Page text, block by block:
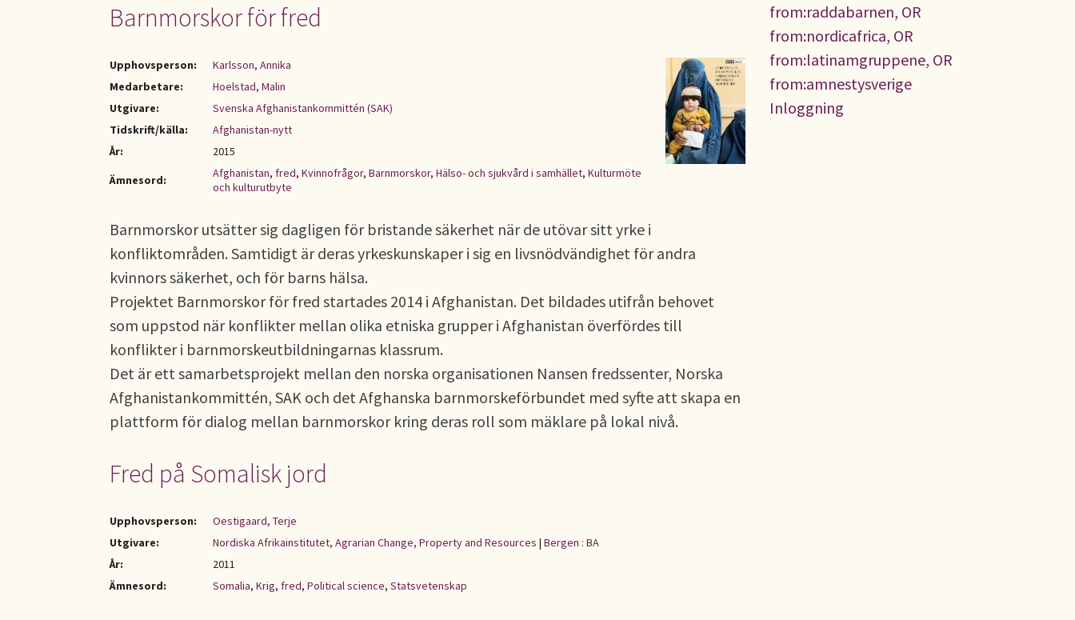
Barnmorskor för fred
Upphovsperson:
Karlsson, Annika
Medarbetare:
Hoelstad, Malin
Utgivare:
Svenska Afghanistankommittén (SAK)
Tidskrift/källa:
Afghanistan-nytt
År:
2015
Ämnesord:
Afghanistan, fred, Kvinnofrågor, Barnmorskor, Hälso- och sjukvård i samhället, Kulturmöte
och kulturutbyte
Barnmorskor utsätter sig dagligen för bristande säkerhet när de utövar sitt yrke i
konfliktområden. Samtidigt är deras yrkeskunskaper i sig en livsnödvändighet för andra
kvinnors säkerhet, och för barns hälsa.
Projektet Barnmorskor för fred startades 2014 i Afghanistan. Det bildades utifrån behovet
som uppstod när konflikter mellan olika etniska grupper i Afghanistan överfördes till
konflikter i barnmorskeutbildningarnas klassrum.
Det är ett samarbetsprojekt mellan den norska organisationen Nansen fredssenter, Norska
Afghanistankommittén, SAK och det Afghanska barnmorskeförbundet med syfte att skapa en
plattform för dialog mellan barnmorskor kring deras roll som mäklare på lokal nivå.
Fred på Somalisk jord
Upphovsperson:
Oestigaard, Terje
Utgivare:
Nordiska Afrikainstitutet, Agrarian Change, Property and Resources | Bergen : BA
År:
2011
Ämnesord:
Somalia, Krig, fred, Political science, Statsvetenskap
from:raddabarnen, OR
from:nordicafrica, OR
from:latinamgruppene, OR
from:amnestysverige
Inloggning